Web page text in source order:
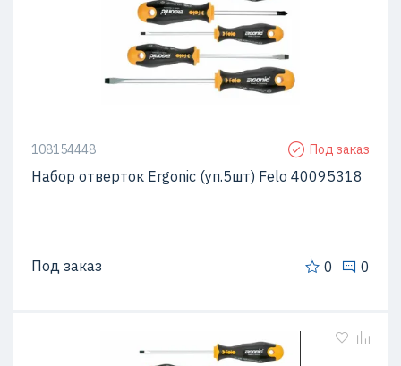
108154448 Под заказ
Набор отверток Ergonic (уп.5шт) Felo 40095318
Под заказ 0 0